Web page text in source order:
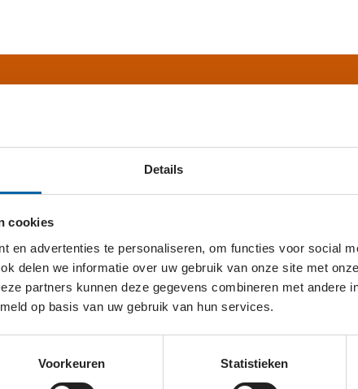
Details
cookies
en advertenties te personaliseren, om functies voor social
delen we informatie over uw gebruik van onze site met
partners kunnen deze gegevens combineren met andere
op basis van uw gebruik van hun services.
Voorkeuren Statistieken